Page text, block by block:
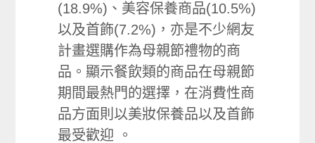
(18.9%)、美容保養商品(10.5%)
以及首飾(7.2%)，亦是不少網友
計畫選購作為母親節禮物的商
品。顯示餐飲類的商品在母親節
期間最熱門的選擇，在消費性商
品方面則以美妝保養品以及首飾
最受歡迎 。